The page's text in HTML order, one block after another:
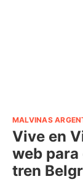
MALVINAS
Vive en
web para
tren